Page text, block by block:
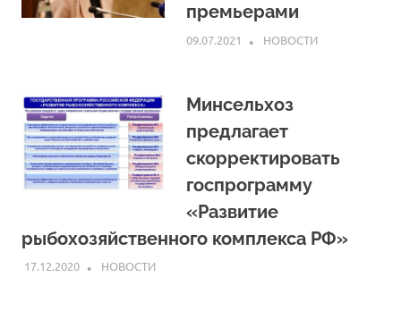
премьерами
09.07.2021 ARPP
НОВОСТИ
Минсельхоз
предлагает
скорректировать
госпрограмму
«Развитие
рыбохозяйственного комплекса РФ»
17.12.2020 ARPP
НОВОСТИ